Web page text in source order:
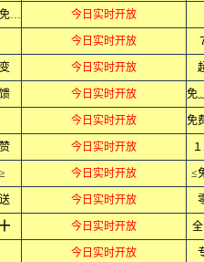
ミミ２元沙捐顶赞免费ミミ 今日实时开放
今日实时开放
今日实时开放
今日实时开放
今日实时开放
今日实时开放
今日实时开放 ≤
今日实时开放
今日实时开放
今日实时开放